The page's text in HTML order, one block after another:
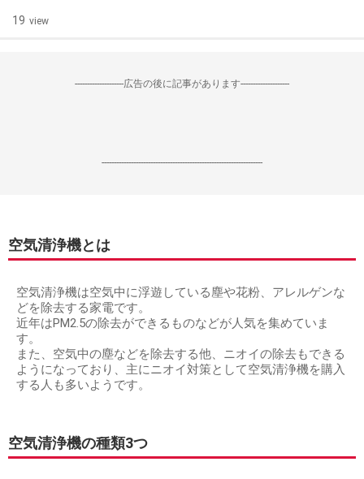
19 view
--------------------広告の後に記事があります--------------------
------------------------------------------------------------------
空気清浄機とは
空気清浄機は空気中に浮遊している塵や花粉、アレルゲンな
どを除去する家電です。
近年はPM2.5の除去ができるものなどが人気を集めていま
す。
また、空気中の塵などを除去する他、ニオイの除去もできる
ようになっており、主にニオイ対策として空気清浄機を購入
する人も多いようです。
空気清浄機の種類3つ